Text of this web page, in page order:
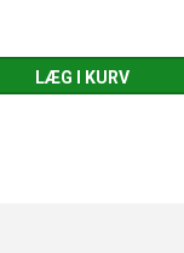
LÆG I KURV